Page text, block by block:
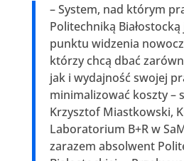
– System, nad którym
Politechniką
punktu widzenia
którzy chcą dbać
jak i wydajność swojej
minimalizować koszty –
Krzysztof Miastkowski,
Laboratorium B+R w
zarazem absolwent